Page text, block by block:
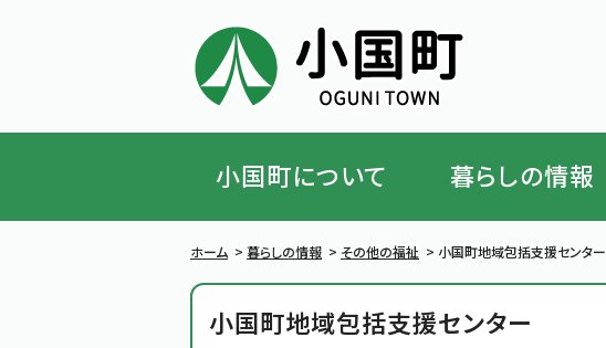
小国町について 暮らしの情報
ホーム > 暮らしの情報 > その他の福祉 > 小国町地域包括支援センター
小国町地域包括支援センター